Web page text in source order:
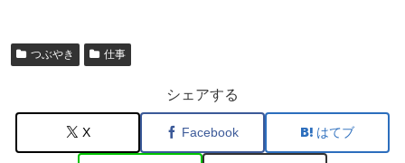
つぶやき 仕事
シェアする
X Facebook はてブ